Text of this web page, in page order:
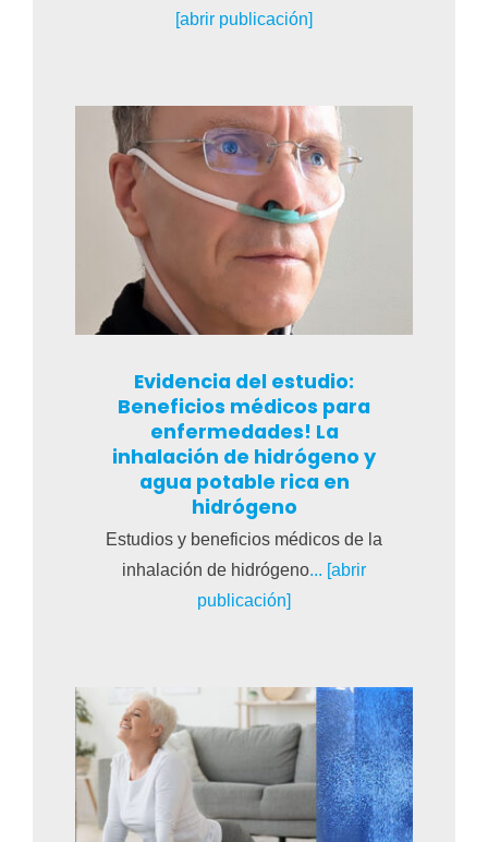
[abrir publicación]
Evidencia del estudio:
Beneficios médicos para
enfermedades! La
inhalación de hidrógeno y
agua potable rica en
hidrógeno
Estudios y beneficios médicos de la
inhalación de hidrógeno... [abrir
publicación]